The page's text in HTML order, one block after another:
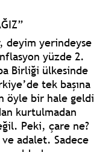
deyim yerindeyse
yüzde 2.
Birliği ülkesinde
tek başına
öyle bir hale geldi
kurtulmadan
Peki, çare ne?
adalet. Sadece